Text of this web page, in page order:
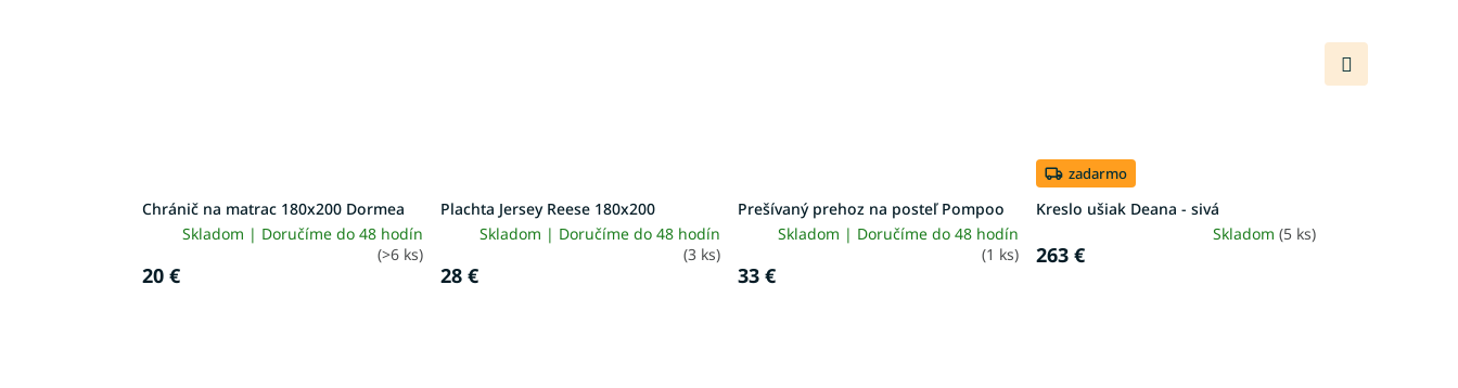
Chránič na matrac 180x200 Dormea
Skladom | Doručíme do 48 hodín
(>6 ks)
20 €
Plachta Jersey Reese 180x200
Skladom | Doručíme do 48 hodín
(3 ks)
28 €
Prešívaný prehoz na posteľ Pompoo
Skladom | Doručíme do 48 hodín
(1 ks)
33 €
zadarmo
Kreslo ušiak Deana - sivá
Skladom (5 ks)
263 €
produkt